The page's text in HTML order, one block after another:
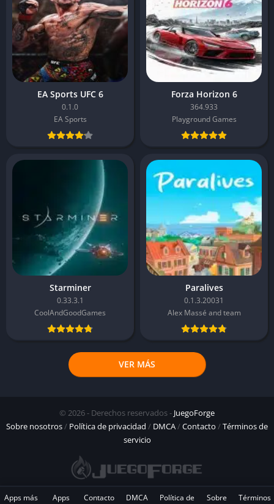
EA Sports UFC 6
0.1.0
EA Sports
Forza Horizon 6
364.933
Playground Games
Starminer
0.33.3.1
CoolAndGoodGames
Paralives
0.1.3.20031
Alex Massé and team
VER MÁS
© 2026 - Derechos reservados - JuegoForge
Sobre nosotros/ Política de privacidad / DMCA/Contacto /Términos de
servicio
Apps más
Apps
Contacto DMCA
Política de
Sobre
Términos